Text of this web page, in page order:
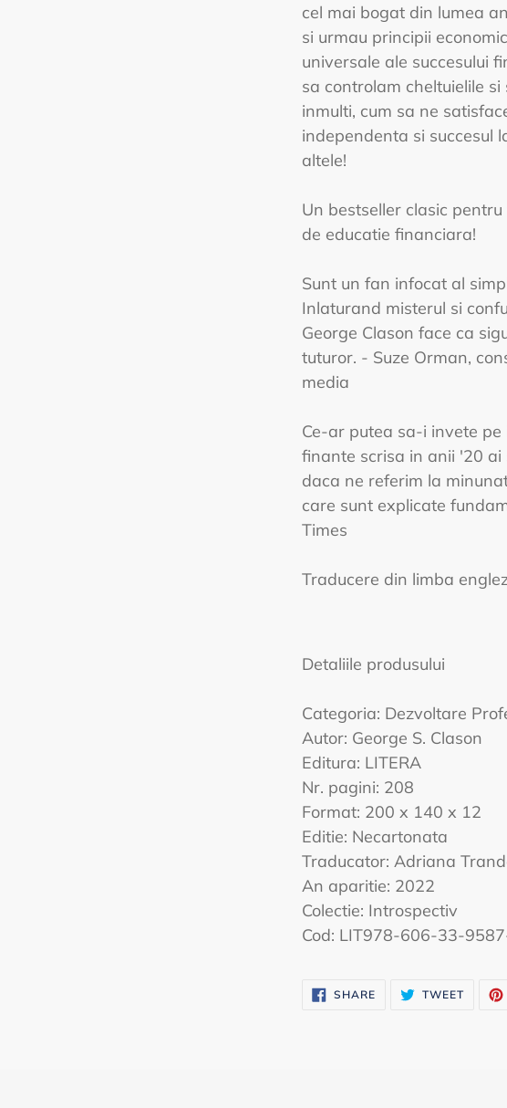
cel mai bogat din lumea
si urmau principii
universale ale succesului
sa controlam cheltuielile
inmulti, cum sa ne
independenta si succesul
altele!
Un bestseller clasic
de educatie financiara!
Sunt un fan infocat al
Inlaturand misterul si
George Clason face ca
tuturor. - Suze Orman,
media
Ce-ar putea sa-i invete
finante scrisa in anii '20 ai
daca ne referim la
care sunt explicate
Times
Traducere din limba
Detaliile produsului
Categoria: Dezvoltare
Autor: George S. Clason
Editura: LITERA
Nr. pagini: 208
Format: 200 x 140 x 12
Editie: Necartonata
Traducator: Adriana
An aparitie: 2022
Colectie: Introspectiv
Cod: LIT978-606-33-
SHARESHARE
ON
TWEETTWEET